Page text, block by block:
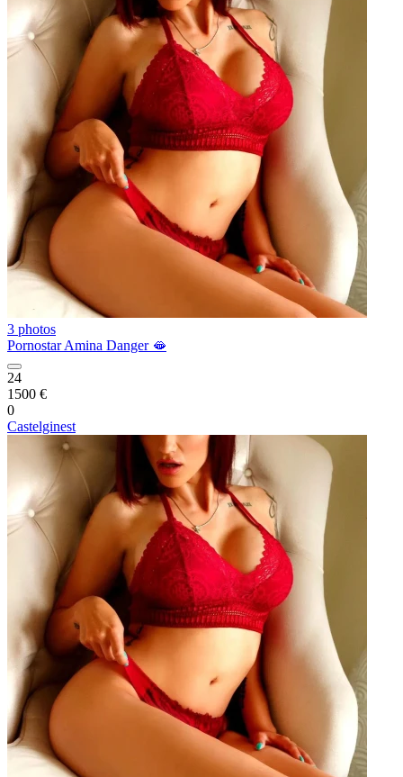
3 photos
Pornostar Amina Danger 🫦
24
1500 €
0
Castelginest